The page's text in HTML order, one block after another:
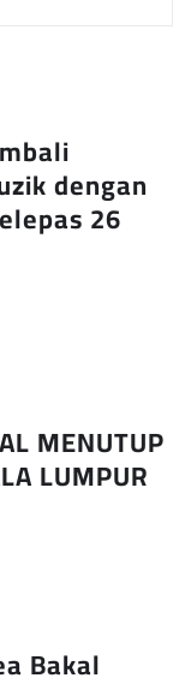
dengan
26
MENUTUP
LUMPUR
Bakal